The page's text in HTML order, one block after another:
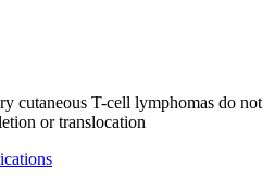
cutaneous T-cell lymphomas do not
or translocation